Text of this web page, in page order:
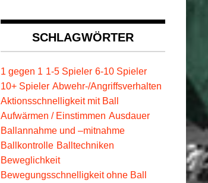
SCHLAGWÖRTER
1 gegen 1 1-5 Spieler 6-10 Spieler
10+ Spieler Abwehr-/Angriffsverhalten
Aktionsschnelligkeit mit Ball
Aufwärmen / Einstimmen Ausdauer
Ballannahme und –mitnahme
Ballkontrolle Balltechniken
Beweglichkeit
Bewegungsschnelligkeit ohne Ball